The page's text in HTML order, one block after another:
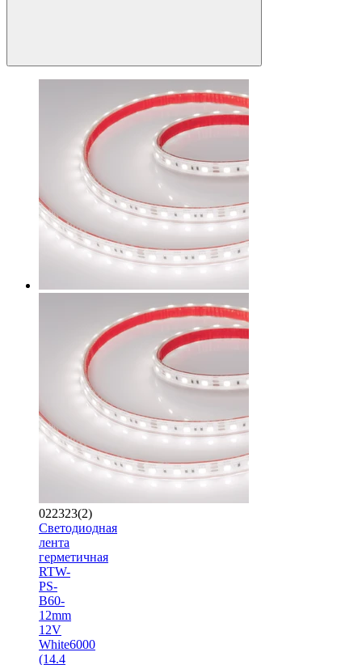
022323(2)
Светодиодная
лента
герметичная
RTW-
PS-
B60-
12mm
12V
White6000
(14.4